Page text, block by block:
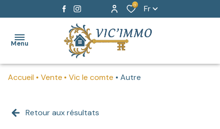
0 Fr
Menu
AGENCE
Accueil Vente Vic le comte Autre
Retour aux résultats